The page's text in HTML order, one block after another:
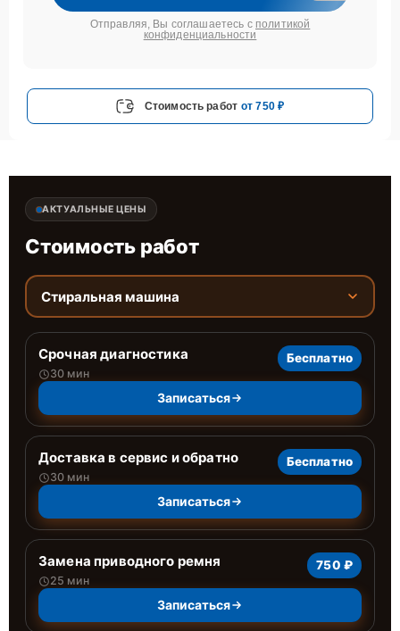
Отправляя, Вы соглашаетесь с политикой
конфиденциальности
Стоимость работ от 750 ₽
АКТУАЛЬНЫЕ ЦЕНЫ
Стоимость работ
Стиральная машина
Срочная диагностика
30 мин
Бесплатно
Записаться
Доставка в сервис и обратно
30 мин
Бесплатно
Записаться
Замена приводного ремня
25 мин
750 ₽
Записаться